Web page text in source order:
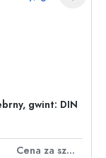
gwint: DIN
Cena za sztukę